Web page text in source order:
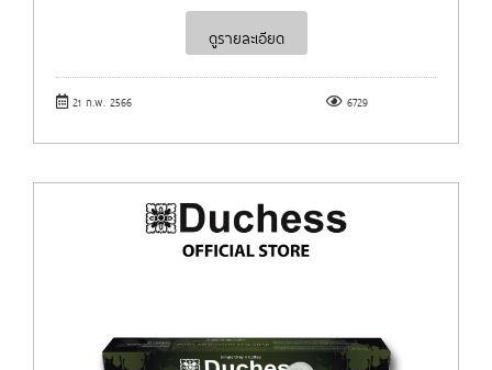
ดูรายละเอียด
21 ก.พ. 2566 6729